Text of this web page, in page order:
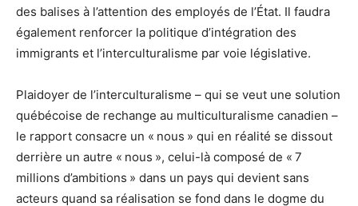
des balises à l’attention des employés de l’État. Il faudra
également renforcer la politique d’intégration des
immigrants et l’interculturalisme par voie législative.
Plaidoyer de l’interculturalisme – qui se veut une solution
québécoise de rechange au multiculturalisme canadien –
le rapport consacre un « nous » qui en réalité se dissout
derrière un autre « nous », celui-là composé de « 7
millions d’ambitions » dans un pays qui devient sans
acteurs quand sa réalisation se fond dans le dogme du